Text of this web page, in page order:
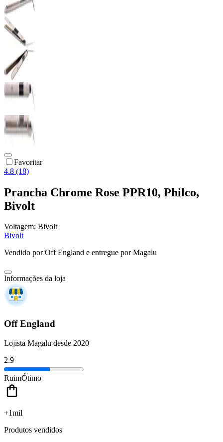
Favoritar
4.8 (18)
Prancha Chrome Rose PPR10, Philco,
Bivolt
Voltagem: Bivolt
Bivolt
Vendido porOff England e entregue por Magalu
Informações da loja
Off England
Lojista Magalu desde 2020
2.9
RuimÓtimo
+1mil
Produtos vendidos